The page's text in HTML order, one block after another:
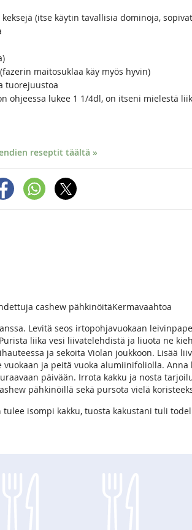
(itse käytin tavallisia dominoja,
maitosuklaa käy myös hyvin)
tuorejuustoa
ohjeessa lukee 1 1/4dl, on itseni mielestä
reseptit täältä »
cashew pähkinöitäKermavaahtoa
Levitä seos irtopohjavuokaan
liika vesi liivatelehdistä ja liuota ne
ja sekoita Violan joukkoon. Lisää
ja peitä vuoka alumiinifoliolla. Anna
päivään. Irrota kakku ja nosta
pähkinöillä sekä pursota vielä
isompi kakku, tuosta kakustani tuli